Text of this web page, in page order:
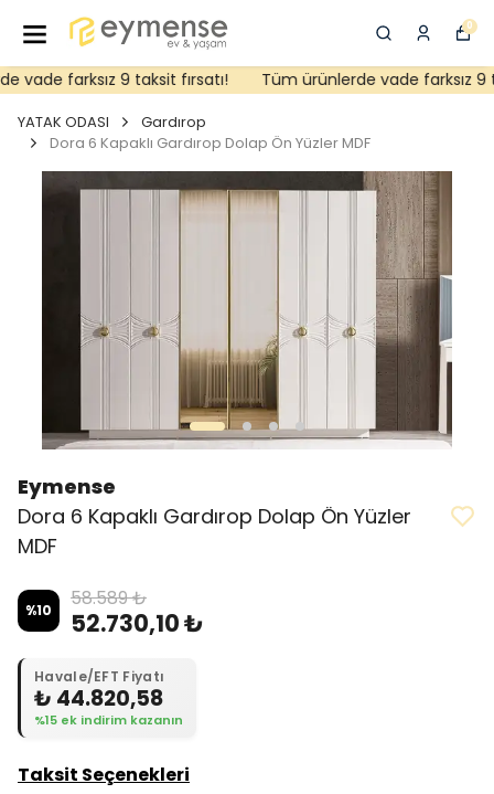
0
farksız 9 taksit fırsatı! Tüm ürünlerde vade farksız 9
YATAK ODASI
Gardırop
Dora 6 Kapaklı Gardırop Dolap Ön Yüzler MDF
Eymense
Dora 6 Kapaklı Gardırop Dolap Ön Yüzler
MDF
%10 58.589 ₺
52.730,10 ₺
Havale/EFT Fiyatı
₺ 44.820,58
%15 ek indirim kazanın
Taksit Seçenekleri